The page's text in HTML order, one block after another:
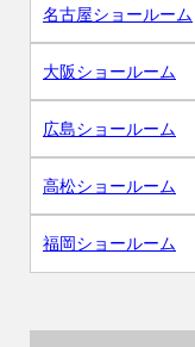
名古屋ショールーム
大阪ショールーム
広島ショールーム
高松ショールーム
福岡ショールーム